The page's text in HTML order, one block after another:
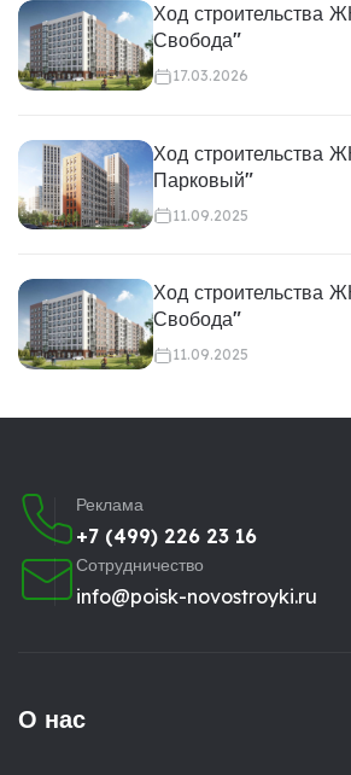
Ход строительства
Свобода"
17.03.2026
Ход строительства
Парковый"
11.09.2025
Ход строительства
Свобода"
11.09.2025
Реклама
+7 (499) 226 23 16
Сотрудничество
info@poisk-novostroyki.ru
О нас